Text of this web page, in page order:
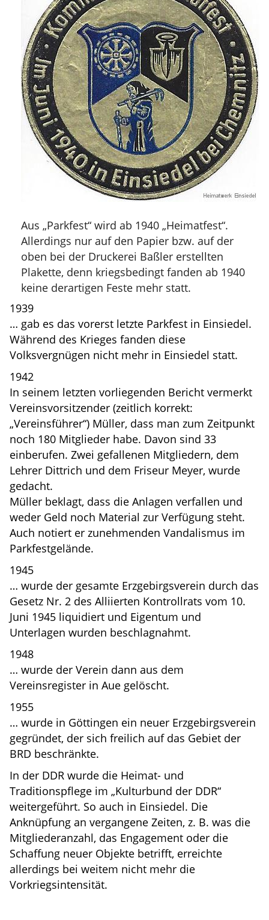
Aus „Parkfest“ wird ab 1940 „Heimatfest“.
Allerdings nur auf den Papier bzw. auf der
oben bei der Druckerei Baßler erstellten
Plakette, denn kriegsbedingt fanden ab 1940
keine derartigen Feste mehr statt.
1939
… gab es das vorerst letzte Parkfest in Einsiedel.
Während des Krieges fanden diese
Volksvergnügen nicht mehr in Einsiedel statt.
1942
In seinem letzten vorliegenden Bericht vermerkt
Vereinsvorsitzender (zeitlich korrekt:
„Vereinsführer“) Müller, dass man zum Zeitpunkt
noch 180 Mitglieder habe. Davon sind 33
einberufen. Zwei gefallenen Mitgliedern, dem
Lehrer Dittrich und dem Friseur Meyer, wurde
gedacht.
Müller beklagt, dass die Anlagen verfallen und
weder Geld noch Material zur Verfügung steht.
Auch notiert er zunehmenden Vandalismus im
Parkfestgelände.
1945
… wurde der gesamte Erzgebirgsverein durch das
Gesetz Nr. 2 des Alliierten Kontrollrats vom 10.
Juni 1945 liquidiert und Eigentum und
Unterlagen wurden beschlagnahmt.
1948
… wurde der Verein dann aus dem
Vereinsregister in Aue gelöscht.
1955
… wurde in Göttingen ein neuer Erzgebirgsverein
gegründet, der sich freilich auf das Gebiet der
BRD beschränkte.
In der DDR wurde die Heimat- und
Traditionspflege im „Kulturbund der DDR“
weitergeführt. So auch in Einsiedel. Die
Anknüpfung an vergangene Zeiten, z. B. was die
Mitgliederanzahl, das Engagement oder die
Schaffung neuer Objekte betrifft, erreichte
allerdings bei weitem nicht mehr die
Vorkriegsintensität.